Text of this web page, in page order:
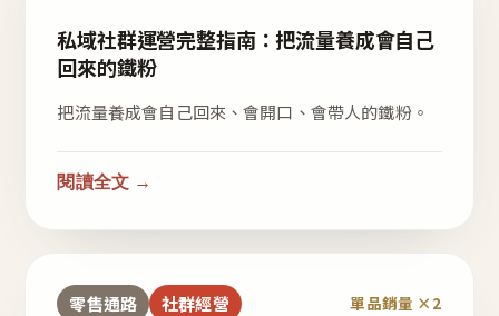
私域社群運營完整指南：把流量養成會自己
回來的鐵粉
把流量養成會自己回來、會開口、會帶人的鐵粉。
閱讀全文 →
零售通路 社群經營 單品銷量 ×2